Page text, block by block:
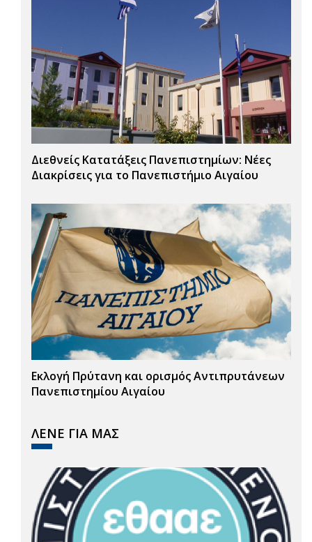
Διεθνείς Κατατάξεις Πανεπιστημίων: Νέες
Διακρίσεις για το Πανεπιστήμιο Αιγαίου
Εκλογή Πρύτανη και ορισμός Αντιπρυτάνεων
Πανεπιστημίου Αιγαίου
ΛΕΝΕ ΓΙΑ ΜΑΣ